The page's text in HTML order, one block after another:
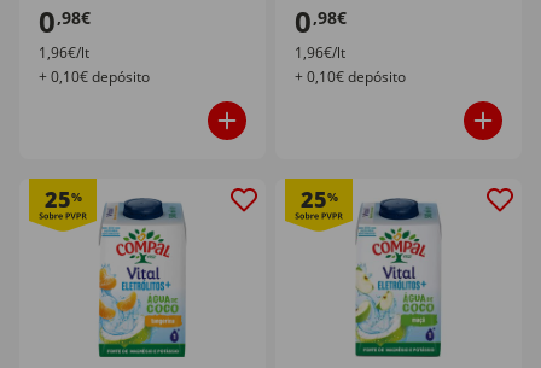
0,98€
1,96€/lt
+ 0,10€ depósito
0,98€
1,96€/lt
+ 0,10€ depósito
25% 25%